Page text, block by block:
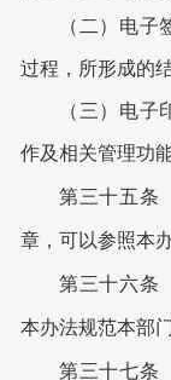
（二）电
过程，所形成的
（三）电
作及相关管理功
第三十五条
章，可以参照本
第三十六条
本办法规范本部
第三十七条